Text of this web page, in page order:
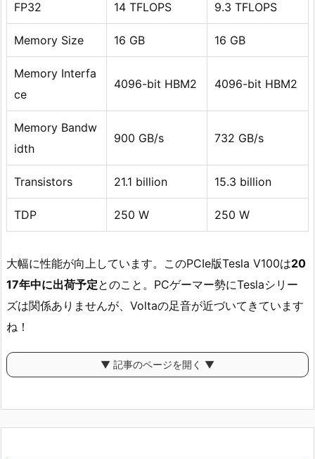
FP32 14 TFLOPS 9.3 TFLOPS
Memory Size 16 GB 16 GB
Memory Interfa
ce
4096-bit HBM2 4096-bit HBM2
Memory Bandw
idth
900 GB/s 732 GB/s
Transistors 21.1 billion 15.3 billion
TDP 250 W 250 W
大幅に性能が向上しています。このPCIe版Tesla V100は20
17年中に出荷予定とのこと。PCゲーマー勢にTeslaシリー
ズは関係ありませんが、Voltaの足音が近づいてきています
ね！
▼ 記事のページを開く ▼